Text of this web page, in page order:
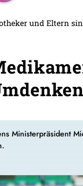
und Eltern
Ministerpräsident